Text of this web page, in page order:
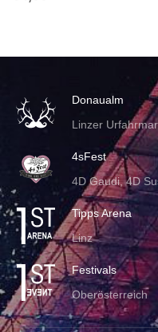
Donaualm
Linzer
4sFest
4D Gaudi, 4D
Tipps Arena
Linz
Festivals
Oberösterreich